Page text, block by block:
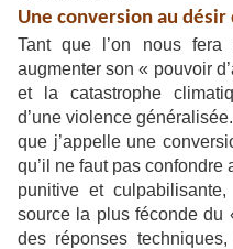
Une conversion au désir
Tant que l’on nous
augmenter son « pouvoir
et la catastrophe
d’une violence
que j’appelle une
qu’il ne faut pas
punitive et
source la plus féconde du
des réponses